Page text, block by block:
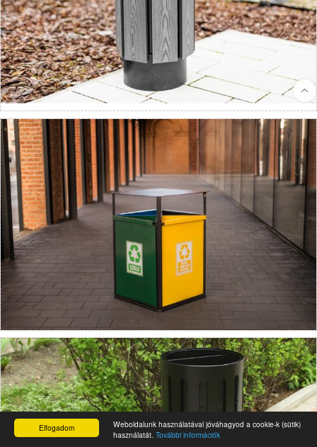
Elfogadom
Weboldalunk használatával jóváhagyod a cookie-k (sütik)
használatát. További információk